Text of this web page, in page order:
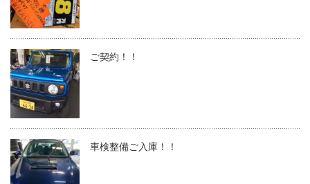
ご契約！！
車検整備ご入庫！！